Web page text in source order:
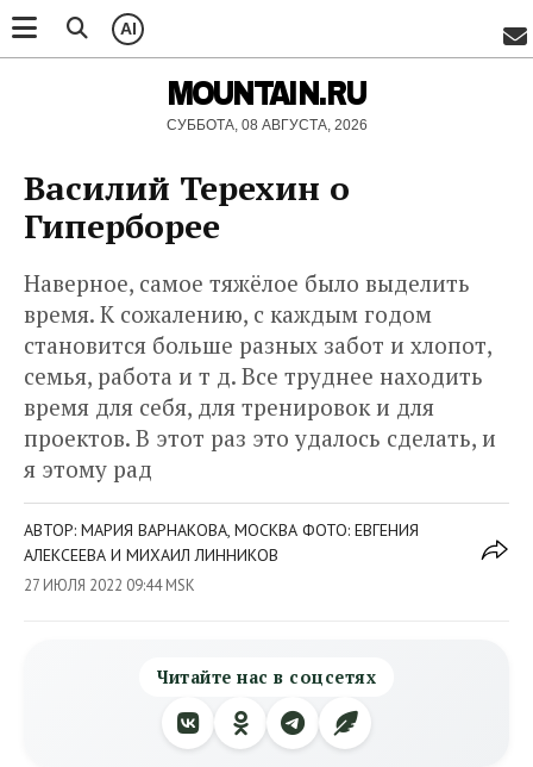
AI
MOUNTAIN.RU
СУББОТА, 08 АВГУСТА, 2026
Василий Терехин о
Гиперборее
Наверное, самое тяжёлое было выделить
время. К сожалению, с каждым годом
становится больше разных забот и хлопот,
семья, работа и т д. Все труднее находить
время для себя, для тренировок и для
проектов. В этот раз это удалось сделать, и
я этому рад
АВТОР: МАРИЯ ВАРНАКОВА, МОСКВА ФОТО: ЕВГЕНИЯ
АЛЕКСЕЕВА И МИХАИЛ ЛИННИКОВ
27 ИЮЛЯ 2022 09:44 MSK
Читайте нас в соцсетях